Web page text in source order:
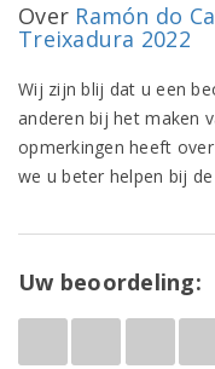
Over Ramón do
Treixadura 2022
Wij zijn blij dat u een
anderen bij het maken
opmerkingen heeft
we u beter helpen bij de
Uw beoordeling: